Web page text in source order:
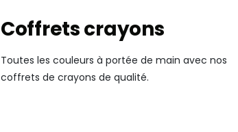
Coffrets crayons
Toutes les couleurs à portée de main avec nos
coffrets de crayons de qualité.